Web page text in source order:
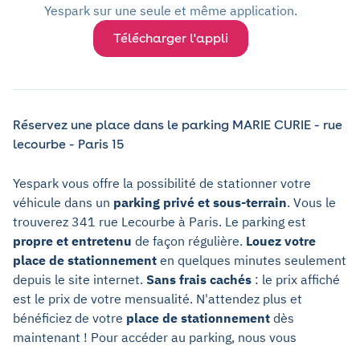
Yespark sur une seule et même application.
Télécharger l'appli
Réservez une place dans le parking MARIE CURIE - rue
lecourbe - Paris 15
Yespark vous offre la possibilité de stationner votre
véhicule dans un parking privé et sous-terrain. Vous le
trouverez 341 rue Lecourbe à Paris. Le parking est
propre et entretenu de façon régulière. Louez votre
place de stationnement en quelques minutes seulement
depuis le site internet. Sans frais cachés : le prix affiché
est le prix de votre mensualité. N'attendez plus et
bénéficiez de votre place de stationnement dès
maintenant ! Pour accéder au parking, nous vous